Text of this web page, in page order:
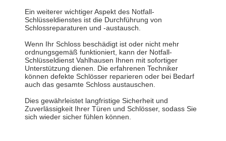
Ein weiterer wichtiger Aspekt des Notfall-
Schlüsseldienstes ist die Durchführung von
Schlossreparaturen und -austausch.
Wenn Ihr Schloss beschädigt ist oder nicht mehr
ordnungsgemäß funktioniert, kann der Notfall-
Schlüsseldienst Vahlhausen Ihnen mit sofortiger
Unterstützung dienen. Die erfahrenen Techniker
können defekte Schlösser reparieren oder bei Bedarf
auch das gesamte Schloss austauschen.
Dies gewährleistet langfristige Sicherheit und
Zuverlässigkeit Ihrer Türen und Schlösser, sodass Sie
sich wieder sicher fühlen können.